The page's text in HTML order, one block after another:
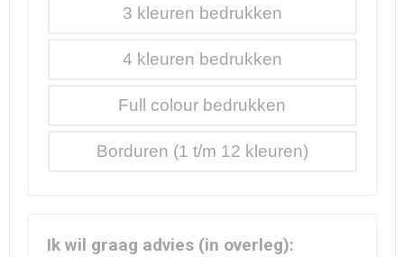
3
4
Borduren
Full colour
Ik wil graag advies (in overleg):